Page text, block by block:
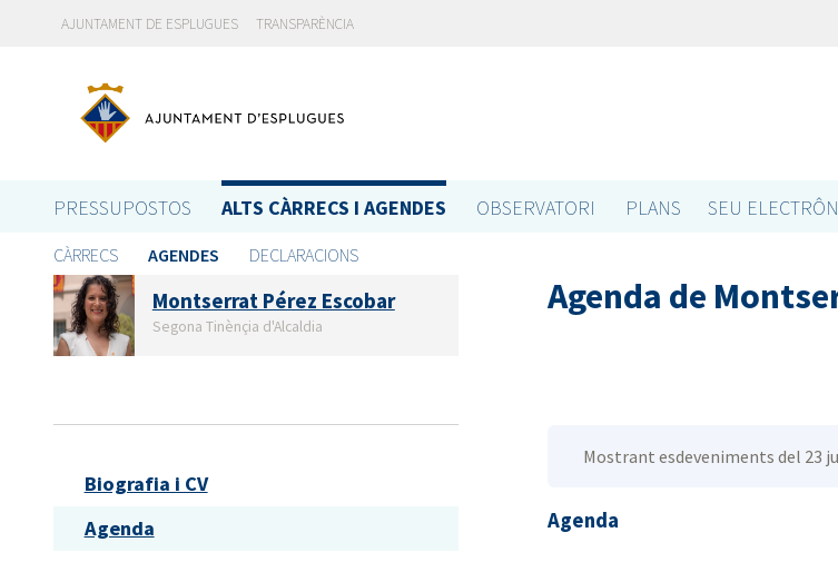
AJUNTAMENT DE ESPLUGUES TRANSPARÈNCIA
PRESSUPOSTOS ALTS CÀRRECS I AGENDES OBSERVATORI PLANS SEU
CÀRRECS AGENDES DECLARACIONS
Montserrat Pérez Escobar
Segona Tinènçia d'Alcaldia
Biografia i CV
Agenda
Agenda de
Mostrant esdeveniments del 23
Agenda